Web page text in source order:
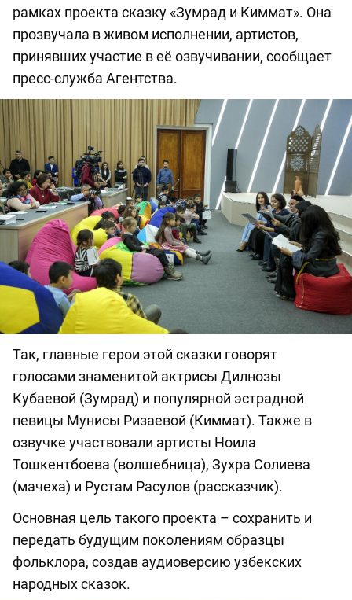
рамках проекта сказку «Зумрад и Киммат». Она
прозвучала в живом исполнении, артистов,
принявших участие в её озвучивании, сообщает
пресс-служба Агентства.
Так, главные герои этой сказки говорят
голосами знаменитой актрисы Дилнозы
Кубаевой (Зумрад) и популярной эстрадной
певицы Мунисы Ризаевой (Киммат). Также в
озвучке участвовали артисты Ноила
Тошкентбоева (волшебница), Зухра Солиева
(мачеха) и Рустам Расулов (рассказчик).
Основная цель такого проекта – сохранить и
передать будущим поколениям образцы
фольклора, создав аудиоверсию узбекских
народных сказок.